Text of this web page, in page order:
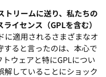
トリームに送り、私たちの
イセンス（GPLを含む）
に適用されるさまざまなオ
すると言ったのは、本心で
ウェアと特にGPLについ
解していることにショック